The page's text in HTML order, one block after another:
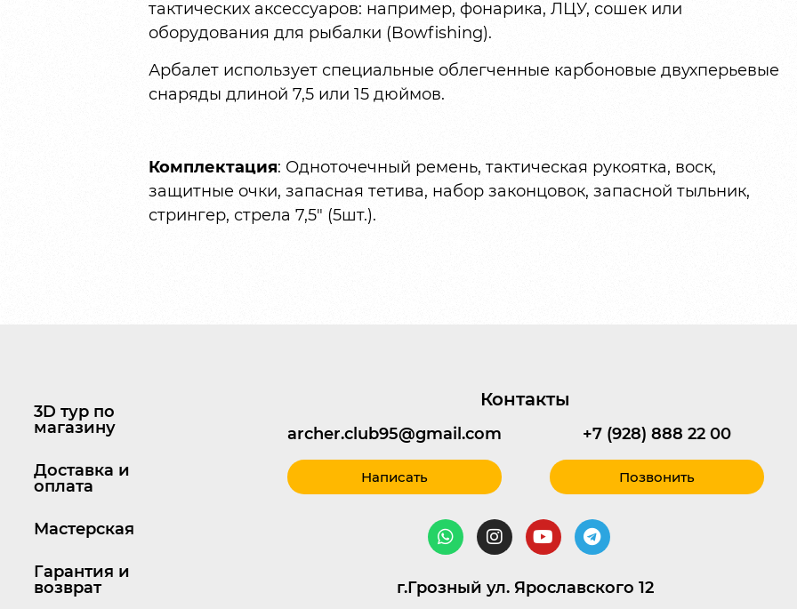
тактических аксессуаров: например, фонарика, ЛЦУ, сошек или
оборудования для рыбалки (Bowfishing).
Арбалет использует специальные облегченные карбоновые двухперьевые
снаряды длиной 7,5 или 15 дюймов.
Комплектация: Одноточечный ремень, тактическая рукоятка, воск,
защитные очки, запасная тетива, набор законцовок, запасной тыльник,
стрингер, стрела 7,5″ (5шт.).
3D тур по
магазину
Доставка и
оплата
Мастерская
Гарантия и
возврат
Контакты
archer.club95@gmail.com
Написать
+7 (928) 888 22 00
Позвонить
г.Грозный ул. Ярославского 12